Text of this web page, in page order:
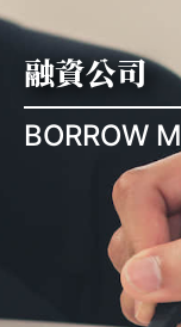
融資公司
BORROW